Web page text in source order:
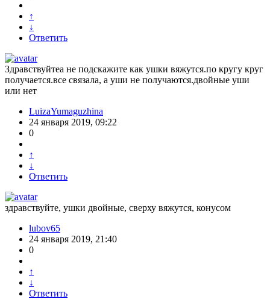
↑
↓
Ответить
Здравствуйтеа не подскажите как ушки вяжутся.по кругу круг
получается.все связала, а уши не получаются.двойные уши
или нет
LuizaYumaguzhina
24 января 2019, 09:22
0
↑
↓
Ответить
здравствуйте, ушки двойные, сверху вяжутся, конусом
lubov65
24 января 2019, 21:40
0
↑
↓
Ответить